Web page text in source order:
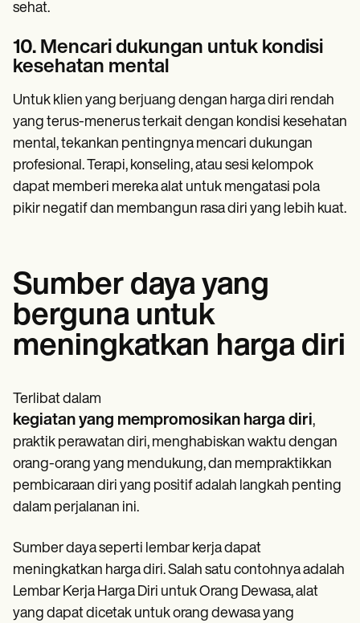
sehat.
10. Mencari dukungan untuk kondisi
kesehatan mental
Untuk klien yang berjuang dengan harga diri rendah
yang terus-menerus terkait dengan kondisi kesehatan
mental, tekankan pentingnya mencari dukungan
profesional. Terapi, konseling, atau sesi kelompok
dapat memberi mereka alat untuk mengatasi pola
pikir negatif dan membangun rasa diri yang lebih kuat.
Sumber daya yang
berguna untuk
meningkatkan harga diri
Terlibat dalam
kegiatan yang mempromosikan harga diri,
praktik perawatan diri, menghabiskan waktu dengan
orang-orang yang mendukung, dan mempraktikkan
pembicaraan diri yang positif adalah langkah penting
dalam perjalanan ini.
Sumber daya seperti lembar kerja dapat
meningkatkan harga diri. Salah satu contohnya adalah
Lembar Kerja Harga Diri untuk Orang Dewasa, alat
yang dapat dicetak untuk orang dewasa yang